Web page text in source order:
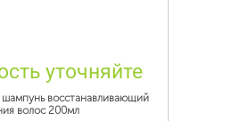
уточняйте
шампунь восстанавливающий
волос 200мл